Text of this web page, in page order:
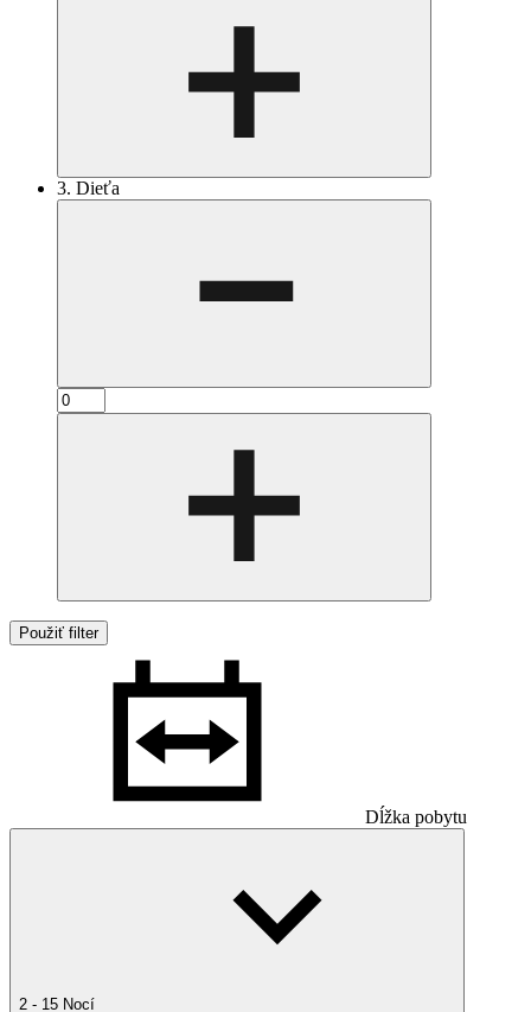
3. Dieťa
Použiť filter
Dĺžka pobytu
2 - 15 Nocí